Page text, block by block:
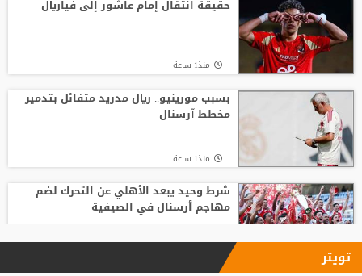
من الأهلي السعودي للبريميرليج.. يايسله
يقود نيوكاسل رسميًا
حقيقة انتقال إمام عاشور إلى فياريال
منذ1 ساعة
بسبب مورينيو.. ريال مدريد متفائل بتدمير
مخطط آرسنال
منذ1 ساعة
شرط وحيد يبعد الأهلي عن التحرك لضم
مهاجم أرسنال في الصيفية
تويتر